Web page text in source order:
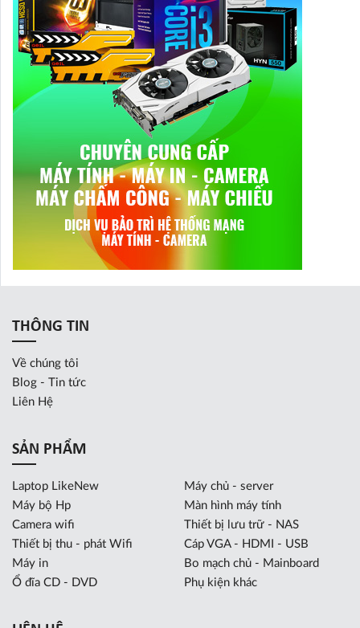
THÔNG TIN
Về chúng tôi
Blog - Tin tức
Liên Hệ
SẢN PHẨM
Laptop LikeNew
Máy chủ - server
Máy bộ Hp
Màn hình máy tính
Camera wifi
Thiết bị lưu trữ - NAS
Thiết bị thu - phát Wifi
Cáp VGA - HDMI - USB
Máy in
Bo mạch chủ - Mainboard
Ổ đĩa CD - DVD
Phụ kiện khác